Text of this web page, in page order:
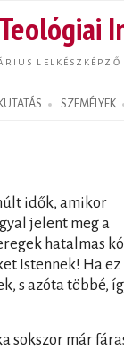
LELKÉSZKÉPZŐ
KUTATÁS SZEMÉLYEK
idők, amikor
jelent meg a
hatalmas
Istennek! Ha ez
s azóta többé,
sokszor már